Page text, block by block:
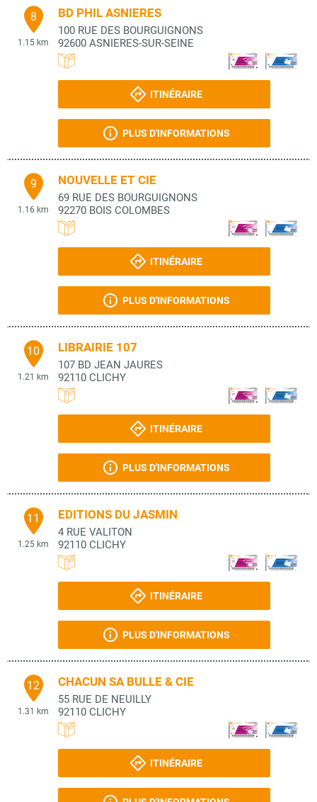
8
1.15 km
BD PHIL ASNIERES
100 RUE DES BOURGUIGNONS
92600 ASNIERES-SUR-SEINE
ITINÉRAIRE
PLUS D'INFORMATIONS
9
1.16 km
NOUVELLE ET CIE
69 RUE DES BOURGUIGNONS
92270 BOIS COLOMBES
ITINÉRAIRE
PLUS D'INFORMATIONS
10
1.21 km
LIBRAIRIE 107
107 BD JEAN JAURES
92110 CLICHY
ITINÉRAIRE
PLUS D'INFORMATIONS
11
1.25 km
EDITIONS DU JASMIN
4 RUE VALITON
92110 CLICHY
ITINÉRAIRE
PLUS D'INFORMATIONS
12
1.31 km
CHACUN SA BULLE & CIE
55 RUE DE NEUILLY
92110 CLICHY
ITINÉRAIRE